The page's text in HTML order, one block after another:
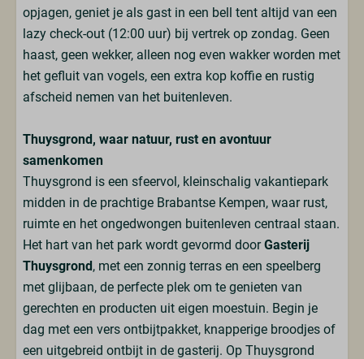
Buiten
Terras
Loungeset
Plancha BBQ
Toegankelijkheid
Gelijkvloers
Services
Ontbijtservice mogelijk (bij te reserveren)
Inclusief eindschoonmaak
opjagen, geniet je als gast in een bell tent altijd van een
lazy check-out (12:00 uur) bij vertrek op zondag. Geen
haast, geen wekker, alleen nog even wakker worden met
het gefluit van vogels, een extra kop koffie en rustig
afscheid nemen van het buitenleven.
Thuysgrond, waar natuur, rust en avontuur
samenkomen
Thuysgrond is een sfeervol, kleinschalig vakantiepark
midden in de prachtige Brabantse Kempen, waar rust,
ruimte en het ongedwongen buitenleven centraal staan.
Het hart van het park wordt gevormd doorGasterij
Thuysgrond, met een zonnig terras en een speelberg
met glijbaan, de perfecte plek om te genieten van
gerechten en producten uit eigen moestuin. Begin je
dag met een vers ontbijtpakket, knapperige broodjes of
een uitgebreid ontbijt in de gasterij. Op Thuysgrond